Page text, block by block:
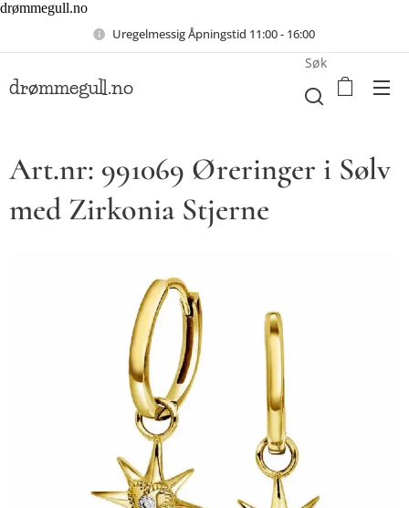
drømmegull.no
Uregelmessig Åpningstid 11:00 - 16:00
drømmegull.no
Søk
Art.nr: 991069 Øreringer i Sølv
med Zirkonia Stjerne